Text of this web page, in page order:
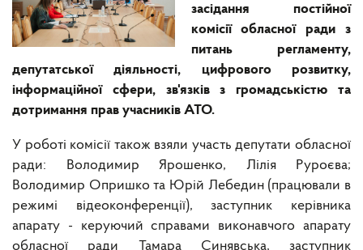
засідання постійної
комісії обласної ради з
питань регламенту,
депутатської діяльності, цифрового розвитку,
інформаційної сфери, зв'язків з громадськістю та
дотримання прав учасників АТО.
У роботі комісії також взяли участь депутати обласної
ради: Володимир Ярошенко, Лілія Руроєва;
Володимир Опришко та Юрій Лебедин (працювали в
режимі відеоконференції), заступник керівника
апарату - керуючий справами виконавчого апарату
обласної ради Тамара Синявська, заступник